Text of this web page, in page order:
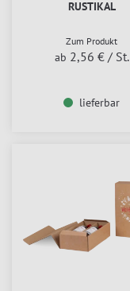
RUSTIKAL
Zum Produkt
ab 2,56 € / St.
lieferbar